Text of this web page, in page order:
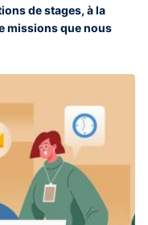
de stages, à la
missions que nous